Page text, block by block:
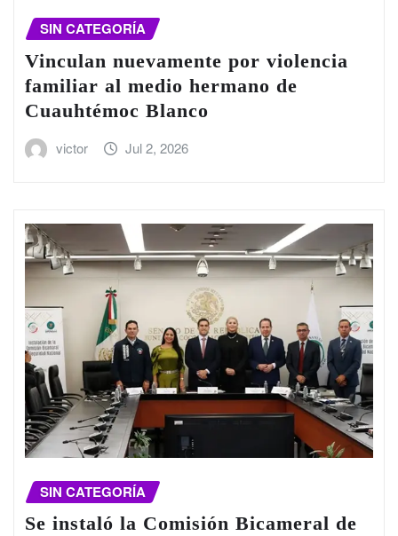
SIN CATEGORÍA
Vinculan nuevamente por violencia
familiar al medio hermano de
Cuauhtémoc Blanco
victor Jul 2, 2026
SIN CATEGORÍA
Se instaló la Comisión Bicameral de